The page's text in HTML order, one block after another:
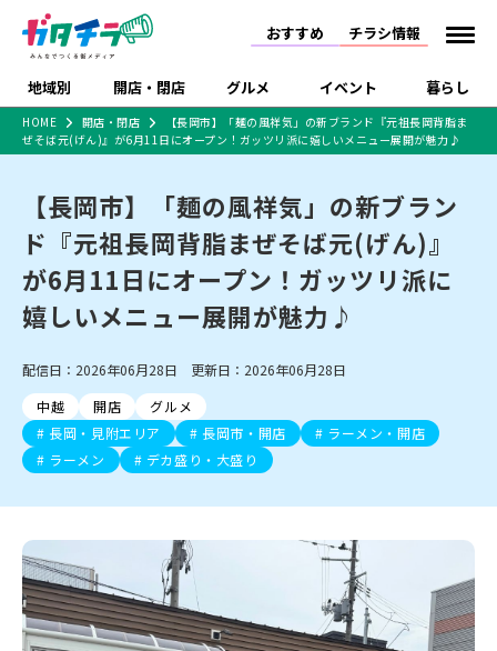
おすすめ チラシ情報
地域別 開店・閉店 グルメ イベント 暮らし
新潟市 下越
中越 上越
新潟市中央区 新潟市東区 新潟市西区
新潟市南区
新潟市江南区 新潟市秋葉区
新潟市西蒲区
村上・関川
新発田・聖籠
胎内・粟島
三条・加茂・田上
五泉・阿賀野・阿賀
燕・弥彦
長岡・見附
小千谷・十日町・津南
魚沼・南魚沼・湯沢
柏崎・刈羽・出雲崎
上越・妙高・糸魚川
開店 閉店
リニューアル・移転 開店まとめ
閉店まとめ
新潟市・開店
新潟市・閉店
長岡市・開店
ラーメン 現地レポート
和食 洋食
ご当地グルメ 食べ歩き テイクアウト
カフェ
居酒屋・バー 焼肉
パスタ
パン・ベーカリー
タレカツ・豚カツ
デカ盛り・大盛り
旨辛・激辛
定食・町定食
そば・うどん
日本酒・新潟清酒
ワイン・クラフトビール
ケーキ・パフェ
ビアガーデン・暑気払い
体験・販売 祭り・伝統行事
趣味・展示会 ライブ・コンサート
にいがた酒の陣・新潟
セミナー・講演会 子ども向け
住宅展示場
完成見学会 学生スポーツ アルビレックス
施設・ショップ
住宅メーカー・工務
店
食品メーカー・県産
品
観光スポット
温泉・入浴
リラクゼーション・整体
スキー場
リユース・買取
病院・クリニック
イオンモール
ビルボードプレイスBP
新潟伊勢丹
ピア万代
リバーサイド千秋
パティオPATIO
特売セール インタビュー
特集・まとめ記事
セツコママ ランキング 新潟人
キャンペーン
開店まとめ
閉店まとめ 人気記事まとめ
ラーメンまとめ
飲食店まとめ
食品スーパー・コンビ
戸建住宅・マンショ
ショッピングモール・
大型施設
ドラッグストア・ホーム
センター
インテリア・雑貨
外食・テイクアウト
新車・中古車・カー用品
旅行・レジャー
上越・妙高・糸魚川 チラシ
注目 チラシ
火曜セール
オープン・リニューアルセール
周年祭・感謝祭セール
年末・初売りセール
HOME 開店・閉店
【長岡市】「麺の風祥気」の新ブランド『元祖長岡背脂ま
ぜそば元(げん)』が6月11日にオープン！ガッツリ派に嬉しいメニュー展開が魅力♪
【長岡市】「麺の風祥気」の新ブラン
ド『元祖長岡背脂まぜそば元(げん)』
が6月11日にオープン！ガッツリ派に
嬉しいメニュー展開が魅力♪
配信日：2026年06月28日 更新日：2026年06月28日
中越
開店
グルメ
長岡・見附エリア
長岡市・開店
ラーメン・開店
ラーメン
デカ盛り・大盛り